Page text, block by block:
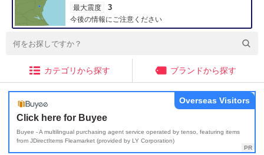
最大震度
3
今後の情報にご注意ください
カテゴリから探す ブランドから探す
Click here for Buyee
Buyee - A multilingual purchasing agent service operated by tenso, featuring items
from JDirectItems Fleamarket (provided by LY Corporation)
Overseas Visitors